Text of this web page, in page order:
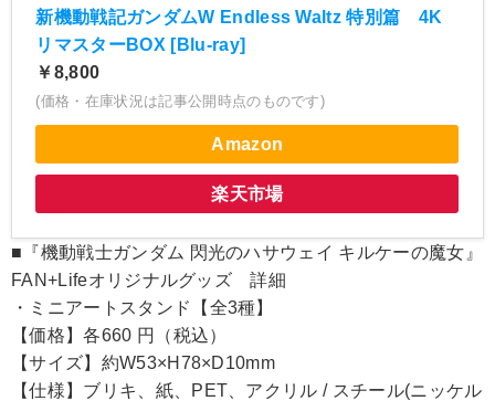
新機動戦記ガンダムW Endless Waltz 特別篇 4K
リマスターBOX [Blu-ray]
￥8,800
(価格・在庫状況は記事公開時点のものです)
Amazon
楽天市場
■『機動戦士ガンダム 閃光のハサウェイ キルケーの魔女』
FAN+Lifeオリジナルグッズ 詳細
・ミニアートスタンド【全3種】
【価格】各660 円（税込）
【サイズ】約W53×H78×D10mm
【仕様】ブリキ、紙、PET、アクリル / スチール(ニッケル